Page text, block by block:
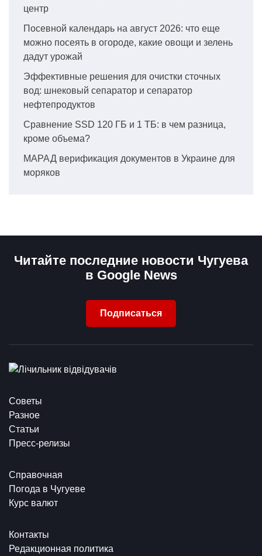
центр
Посевной календарь на август 2026: что еще
можно посеять в огороде, какие овощи и зелень
дадут урожай
Эффективные решения для очистки сточных
вод: шнековый сепаратор и сепаратор
нефтепродуктов
Сравнение SSD 120 ГБ и 1 ТБ: в чем разница,
кроме объема?
МАРАД верификация документов в Украине для
моряков
Читайте последние новости Чугуева
в Google News
Подписаться
Советы
Разное
Статьи
Пресс-релизы
Справочная
Погода в Чугуеве
Курс валют
Контакты
Редакционная политика